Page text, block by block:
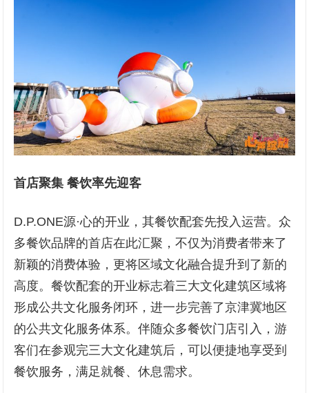
首店聚集 餐饮率先迎客
D.P.ONE源·心的开业，其餐饮配套先投入运营。众
多餐饮品牌的首店在此汇聚，不仅为消费者带来了
新颖的消费体验，更将区域文化融合提升到了新的
高度。餐饮配套的开业标志着三大文化建筑区域将
形成公共文化服务闭环，进一步完善了京津冀地区
的公共文化服务体系。伴随众多餐饮门店引入，游
客们在参观完三大文化建筑后，可以便捷地享受到
餐饮服务，满足就餐、休息需求。